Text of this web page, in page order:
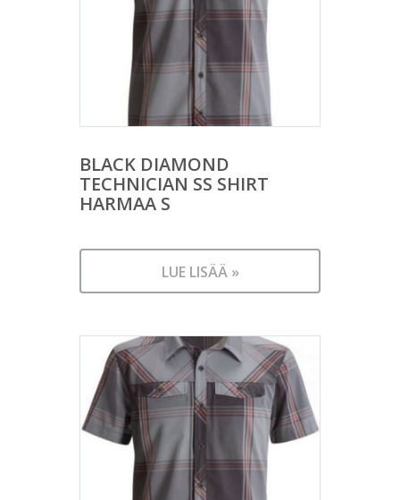
BLACK DIAMOND
TECHNICIAN SS SHIRT
HARMAA S
LUE LISÄÄ »